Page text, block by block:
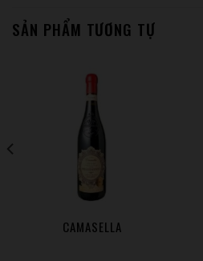
SẢN PHẨM TƯƠNG TỰ
CAMASELLA